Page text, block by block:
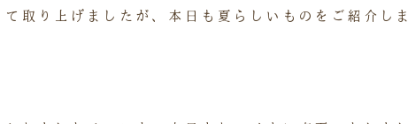
取り上げましたが、本日も夏らしいものをご紹介し